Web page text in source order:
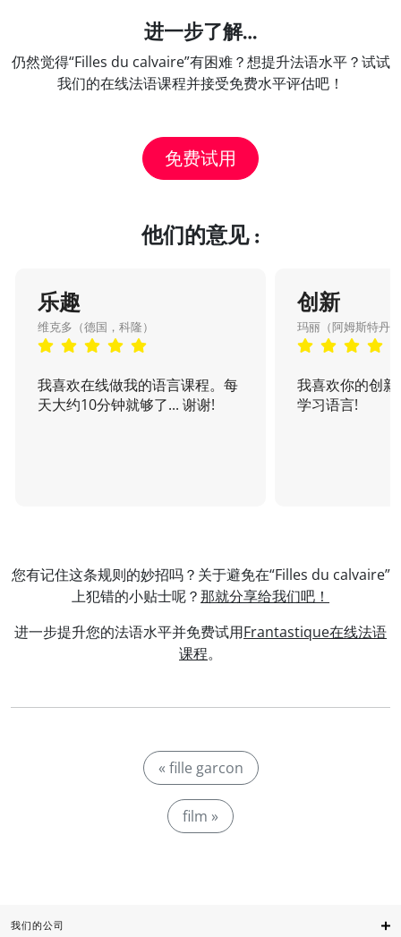
进一步了解…
仍然觉得“Filles du calvaire”有困难？想提升法语水平？试试
我们的在线法语课程并接受免费水平评估吧！
免费试用
他们的意见 :
乐趣
维克多（德国，科隆）
我喜欢在线做我的语言课程。每
天大约10分钟就够了... 谢谢!
创新
玛丽（阿姆斯特丹
我喜欢你的创
学习语言!
您有记住这条规则的妙招吗？关于避免在“Filles du calvaire”
上犯错的小贴士呢？那就分享给我们吧！
进一步提升您的法语水平并免费试用Frantastique在线法语
课程。
« fille garcon
film »
我们的公司